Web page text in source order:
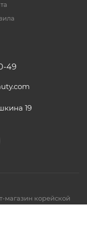
49
19
магазин корейской